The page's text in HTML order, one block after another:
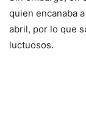
quien encanaba
abril, por lo que
luctuosos.